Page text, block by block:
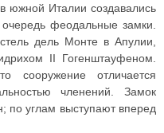
южной Италии создавались
феодальные замки.
дель Монте в Апулии,
II Гогенштауфеном.
сооружение отличается
членений. Замок
по углам выступают вперед